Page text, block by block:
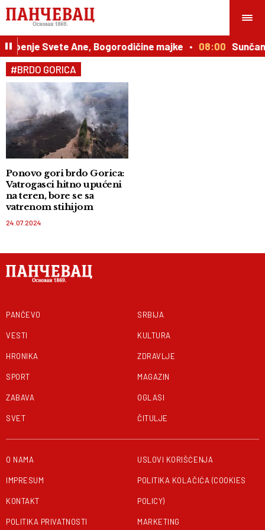
Uspenje Svete Ane, Bogorodičine majke 08:00
#BRDO GORICA
Ponovo gori brdo Gorica:
Vatrogasci hitno upućeni
na teren, bore se sa
vatrenom stihijom
24.07.2024
PANČEVO
VESTI
HRONIKA
SPORT
ZABAVA
SVET
SRBIJA
KULTURA
ZDRAVLJE
MAGAZIN
OGLASI
ČITULJE
O NAMA
IMPRESUM
KONTAKT
POLITIKA PRIVATNOSTI
USLOVI KORIŠĆENJA
POLITIKA KOLAČIĆA (COOKIES
POLICY)
MARKETING